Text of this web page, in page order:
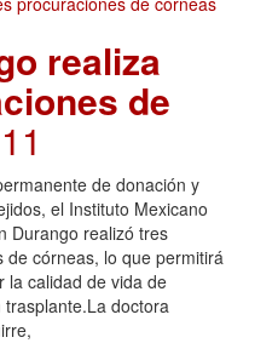
realiza
de
de donación y
el Instituto Mexicano
Durango realizó tres
córneas, lo que permitirá
la calidad de vida de
doctora